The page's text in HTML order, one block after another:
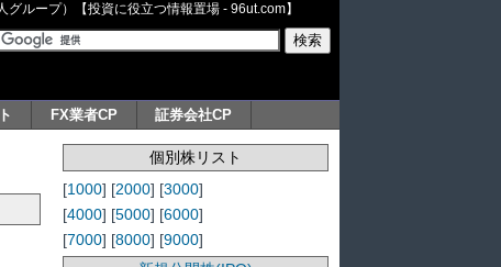
ループ）【投資に役立つ情報置場 - 96ut.com】
FX業者CP 証券会社CP
個別株リスト
[1000] [2000] [3000]
[4000] [5000] [6000]
[7000] [8000] [9000]